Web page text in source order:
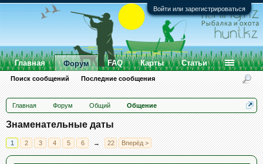
Войти или зарегистрироваться
Главная Форум Общий Общение
Знаменательные даты
1 2 3 4 5 6 → 22 Вперёд >
Главная Форум
Поиск сообщений Последние сообщения
FAQ Карты Статьи